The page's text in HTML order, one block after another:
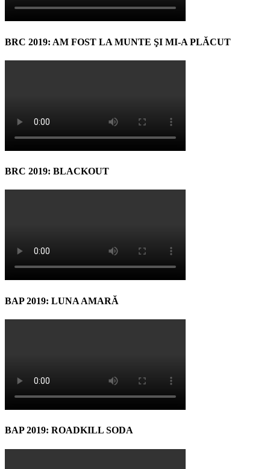
BRC 2019: AM FOST LA MUNTE ŞI MI-A PLĂCUT
BRC 2019: BLACKOUT
BAP 2019: LUNA AMARĂ
BAP 2019: ROADKILL SODA